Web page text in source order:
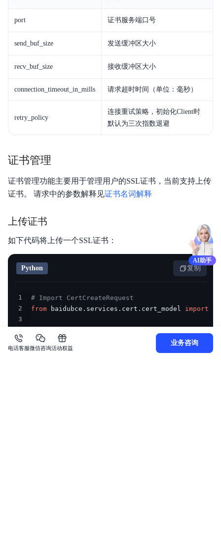
port 证书服务端口号
send_buf_size 发送缓冲区大小
recv_buf_size 接收缓冲区大小
connection_timeout_in_mills 请求超时时间（单位：毫秒）
retry_policy
连接重试策略，初始化Client时
默认为三次指数退避
证书管理
证书管理功能主要用于管理用户的SSL证书，当前支持上传
证书。 请求中的参数解释见证书名词解释
上传证书
如下代码将上传一个SSL证书：
Python 复制
1
# Import CertCreateRequest
2
from baidubce . services . cert . cert_model import
3
5
cert_name
6
cert_type =
AI助手
电话客服微信咨询活动权益
业务咨询